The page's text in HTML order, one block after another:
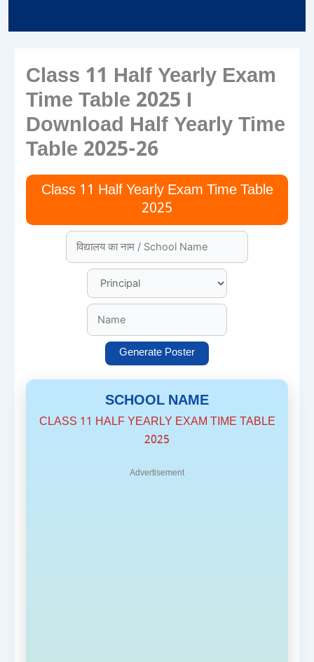
Class 11 Half Yearly Exam
Time Table 2025 I
Download Half Yearly Time
Table 2025-26
Class 11 Half Yearly Exam Time Table
2025
Generate Poster
SCHOOL NAME
CLASS 11 HALF YEARLY EXAM TIME TABLE
2025
Advertisement